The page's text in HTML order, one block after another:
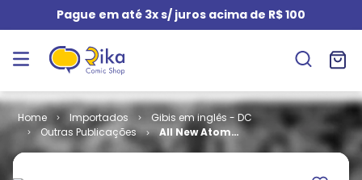
Pague em até 3x s/ juros acima de R$ 100
Importados
Gibis em inglês - DC
Outras Publicações
All New Atom
# 21